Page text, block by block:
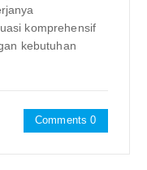
komprehensif
kebutuhan
Comments 0